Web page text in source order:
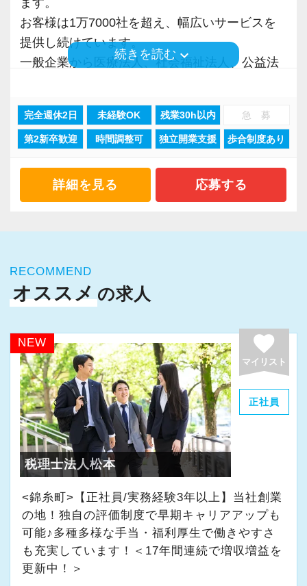
けるために「情熱家であれ！」がモットーで
す。
では扱うことのない専門性が高い業務をお任せ
します。
や問題点もでてきますが、一つずつ確実に乗り
越えていきましょう！
多くのインターン生を育成した実績があります
ので、安心して仲間と一緒に働く楽しさと自分
自分が「将来こうなりたい」「こんな風に成⻑
したい」「こういうサービスを提供したい」と
いう夢を語れる若いパワーのある方を求めてい
ます。
新しい扉を開けるのはとても勇気がいることで
すが、輝ける未来のために一歩を踏み出して一
緒に頑張っていきませんか？
【現役スタッフの声】
インターンから新卒で入社しました。
インターン時代は「ここまでやるの！？」とい
うくらい実践に近い形の業務を任されて大変な1
入力もAI-OCRを使用して、業務効率化とペーパ
ーレス化を進めています。kintoneや
LINEWORKS、クラウドサインなどを活用して
ぜひ体験してください！
ます】
キャリアステップは等級制（1〜6等級）で、求
昇級は年に2回の自己申請制で何度でもチャレン
ジできます。
【定期的な班替えや席替えで、より多くのこと
を学べる体制！】
当社ではフリーアドレスと固定席を併用しなが
ら業務を行っています。
そのなかで定期的な席替えやチームの班替えを
実施。得意分野や経験の異なる様々な人と一緒
に仕事を行うことで、より柔軟かつ多彩なノウ
ハウや知識を身に付けられる体制を整えていま
す。
また関西・関東とそれぞれの拠点での交流もあ
り、オンライン・オフラインを問わず気軽に話
し合える社風です。
今すぐ転職を考えていなくても大丈夫です。
「ちょっと気になる」くらいでもOKなので、
ここでの経験は、将来きっと役に立ちます。
お客様は1万7000社を超え、幅広いサービスを
提供し続けています。
一般企業から医療法人、社会福祉法人、公益法
業務経験を積む事ができます。
そんな環境があるからこそ業務バリエーション
援、事業承継、相続、M＆A、再編・再生、国際
税務など、幅広い分野での税務・会計業務を経
法人で、【税務・会計業務スタッフ】を募集し
配属先は希望の仕事内容やお住いの場所によっ
て決定いたします。
北は北海道から南は沖縄まで全国に拠点があり
ますので現地登用はもちろん、Iターン・Uター
ン希望の方も歓迎です。
さらに、人事制度にはFA制度が設けられている
ので自分が携わりたい分野への異動やご家族の
転勤・介護などの理由による勤務地の異動が申
請できますので、長く安心して働いてもらえま
す。
辻・本郷税理士法人では人材育成を重要な課題
として取り組んでいます。
続きを読む keyboard_arrow_down
完全週休2日 未経験OK 残業30h以内 急 募
第2新卒歓迎 時間調整可 独立開業支援 歩合制度あり
詳細を見る 応募する
RECOMMEND
オススメ の求人
NEW favorite
マイリスト
正社員
税理士法人松本
<錦糸町>【正社員/実務経験3年以上】当社創業
の地！独自の評価制度で早期キャリアアップも
可能♪多種多様な手当・福利厚生で働きやすさ
も充実しています！＜17年間連続で増収増益を
更新中！＞